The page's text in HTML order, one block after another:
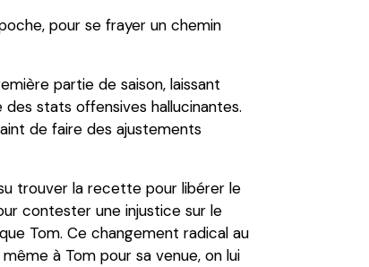
pour se frayer un chemin
partie de saison, laissant
stats offensives hallucinantes.
de faire des ajustements
trouver la recette pour libérer le
contester une injustice sur le
Tom. Ce changement radical au
à Tom pour sa venue, on lui